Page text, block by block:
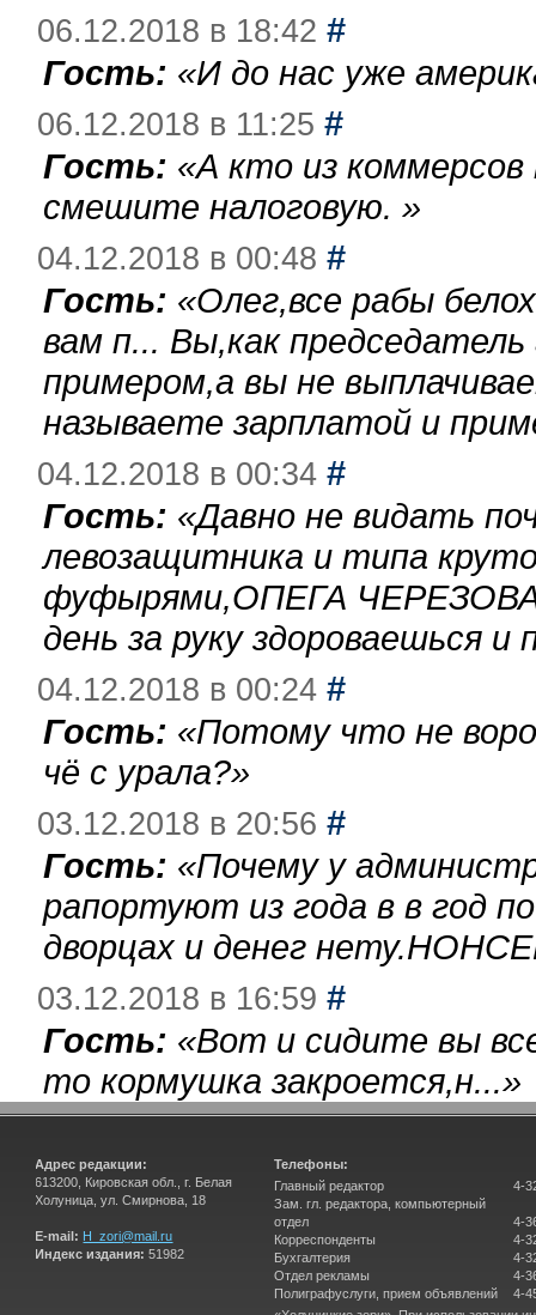
06.12.2018 в 18:42 #
Гость: «И до нас уже
06.12.2018 в 11:25 #
Гость: «А кто из
смешите налоговую. »
04.12.2018 в 00:48 #
Гость: «Олег,все рабы
вам п... Вы,как
примером,а вы не
называете зарплатой и
04.12.2018 в 00:34 #
Гость: «Давно не видать
левозащитника и типа
фуфырями,ОПЕГА
день за руку здороваешься
04.12.2018 в 00:24 #
Гость: «Потому что не
чё с урала?»
03.12.2018 в 20:56 #
Гость: «Почему у
рапортуют из года в в год
дворцах и денег
03.12.2018 в 16:59 #
Гость: «Вот и сидите вы
то кормушка закроется,н...»
Адрес редакции:
613200, Кировская обл., г. Белая
Холуница, ул. Смирнова, 18
E-mail: H_zori@mail.ru
Индекс издания: 51982
Телефоны:
Главный редактор
Зам. гл. редактора, компьютерный
отдел
Корреспонденты
Бухгалтерия
Отдел рекламы
Полиграфуслуги, прием объявлений
4-
4-
4-
4-
4-
4-